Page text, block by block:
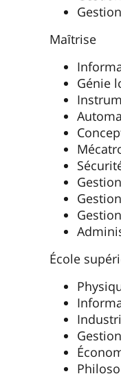
Maȋtrise
Génie
Gestion
École